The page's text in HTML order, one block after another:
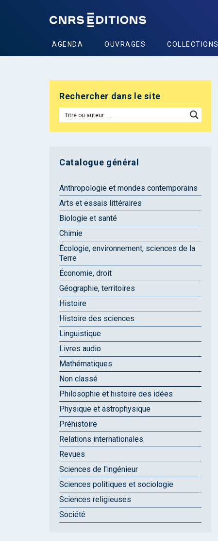
AGENDA OUVRAGES COLLECTIONS
Rechercher dans le site
Catalogue général
Anthropologie et mondes contemporains
Arts et essais littéraires
Biologie et santé
Chimie
Écologie, environnement, sciences de la
Terre
Économie, droit
Géographie, territoires
Histoire
Histoire des sciences
Linguistique
Livres audio
Mathématiques
Non classé
Philosophie et histoire des idées
Physique et astrophysique
Préhistoire
Relations internationales
Revues
Sciences de l'ingénieur
Sciences politiques et sociologie
Sciences religieuses
Société